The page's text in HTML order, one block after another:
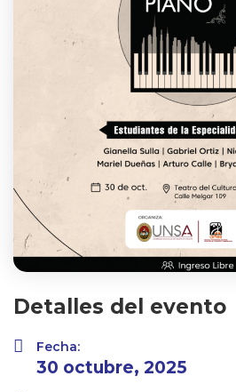
Detalles del evento
Fecha:
30 octubre, 2025